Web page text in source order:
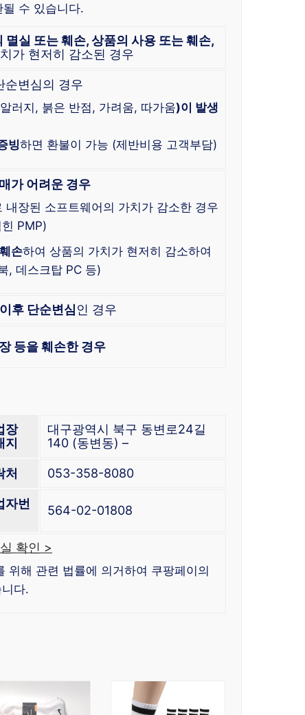
수 있습니다.
실 또는 훼손, 상품의 사용 또는 훼손,
가 현저히 감소된 경우
순변심의 경우
러지, 붉은 반점, 가려움, 따가움)이 발생
빙하면 환불이 가능 (제반비용 고객부담)
가 어려운 경우
내장된 소프트웨어의 가치가 감소한 경우
PMP)
손하여 상품의 가치가 현저히 감소하여
, 데스크탑 PC 등)
이후 단순변심인 경우
등을 훼손한 경우
장
지
대구광역시 북구 동변로24길
140 (동변동) –
처 053-358-8080
자번
564-02-01808
확인 >
위해 관련 법률에 의거하여 쿠팡페이의
다.